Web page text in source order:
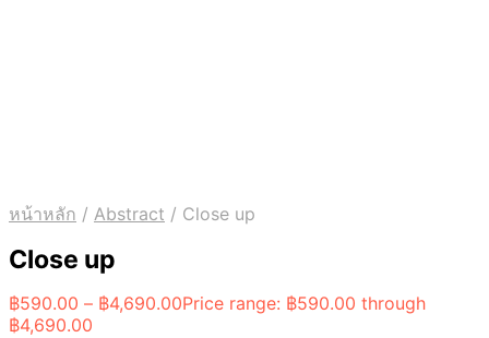
หน้าหลัก / Abstract / Close up
Close up
฿590.00 – ฿4,690.00Price range: ฿590.00 through
฿4,690.00